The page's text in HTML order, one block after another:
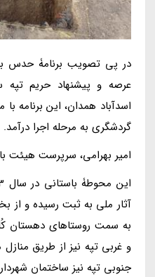
در پی تصویب برنامۀ حدس
عرصه و پیشنهاد حریم
اسدآباد همدان، این برنامه
گردشگری به مرحله اجرا درآمد.
امیر بهرامی، سرپرست هیئت
آثار ملی به ثبت رسیده و
به سمت روستاهای دهستان
و غربی تپه نیز از طریق
جنوبی تپه نیز ساختمان